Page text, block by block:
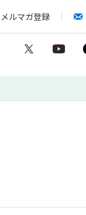
メルマガ登録